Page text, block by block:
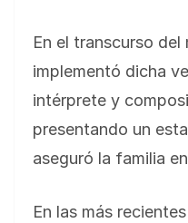
En el transcurso del
implementó dicha
intérprete y
presentando un
aseguró la familia
En las más